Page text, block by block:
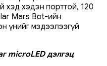
хэд хэдэн порттой, 120
Mars Bot-ийн
үнийг мэдээлээгүй
microLED дэлгэц